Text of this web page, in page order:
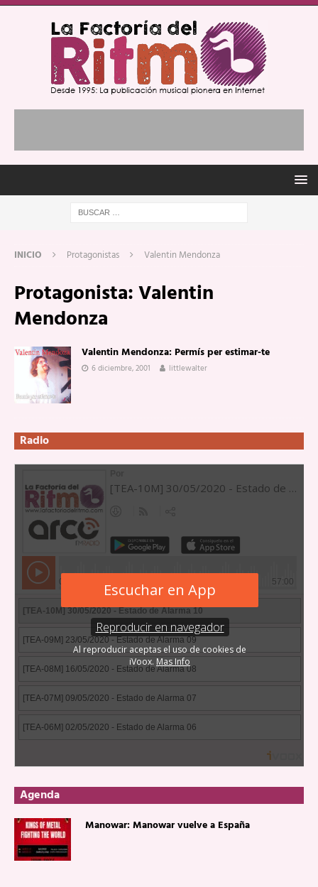
INICIO Protagonistas Valentin Mendonza
Protagonista:Valentin
Mendonza
Valentin Mendonza: Permís per estimar-te
6 diciembre, 2001 littlewalter
Radio
Agenda
Manowar: Manowar vuelve a España